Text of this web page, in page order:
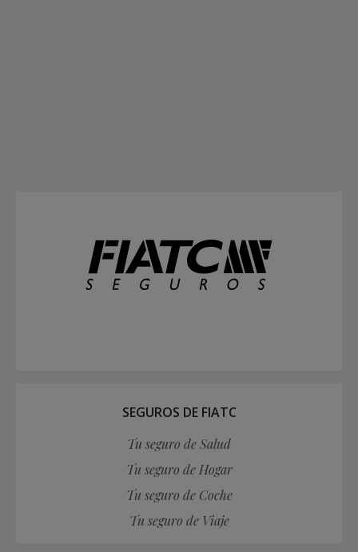
SEGUROS DE FIATC
Tu seguro de Salud
Tu seguro de Hogar
Tu seguro de Coche
Tu seguro de Viaje